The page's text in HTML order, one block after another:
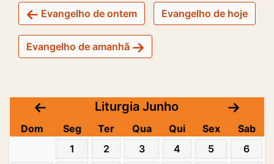
Evangelho de ontem Evangelho de hoje
Evangelho de amanhã
Liturgia Junho
Dom Seg Ter Qua Qui Sex
Sab
1
2 3 4 5
6